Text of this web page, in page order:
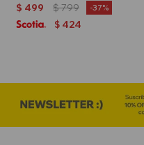
$ 499 $799 37
$ 424